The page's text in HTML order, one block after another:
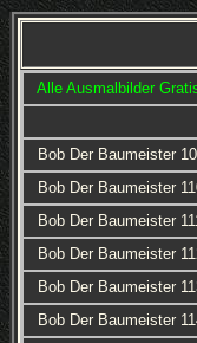
Alle Ausmalbilder
Bob Der Baumeister
Bob Der Baumeister
Bob Der Baumeister
Bob Der Baumeister
Bob Der Baumeister
Bob Der Baumeister